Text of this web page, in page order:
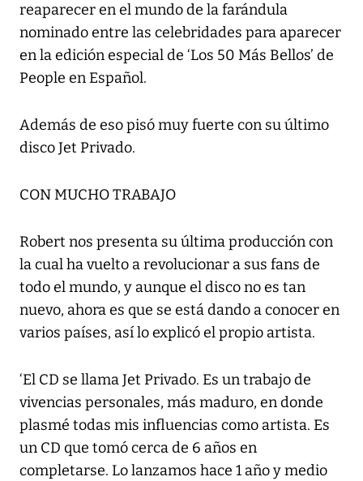
reaparecer en el mundo de la farándula
nominado entre las celebridades para aparecer
en la edición especial de ‘Los 50 Más Bellos’ de
People en Español.
Además de eso pisó muy fuerte con su último
disco Jet Privado.
CON MUCHO TRABAJO
Robert nos presenta su última producción con
la cual ha vuelto a revolucionar a sus fans de
todo el mundo, y aunque el disco no es tan
nuevo, ahora es que se está dando a conocer en
varios países, así lo explicó el propio artista.
‘El CD se llama Jet Privado. Es un trabajo de
vivencias personales, más maduro, en donde
plasmé todas mis influencias como artista. Es
un CD que tomó cerca de 6 años en
completarse. Lo lanzamos hace 1 año y medio